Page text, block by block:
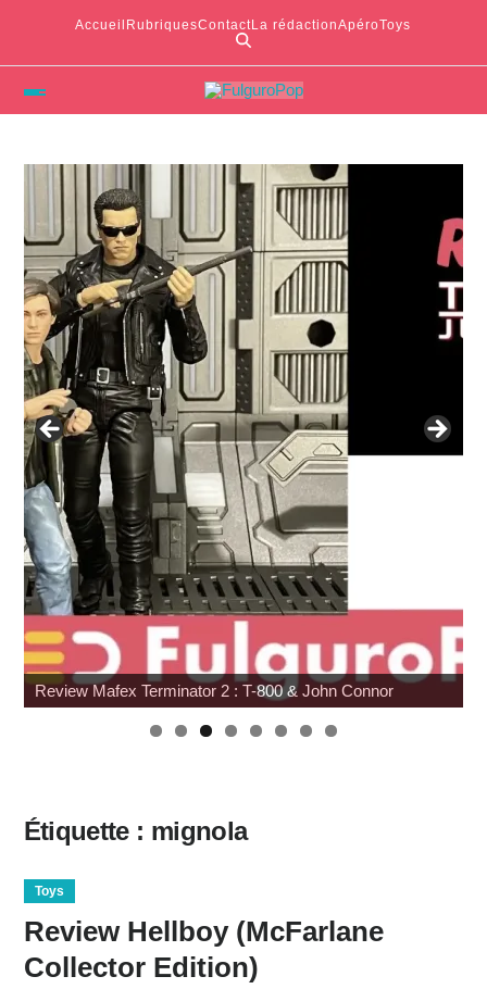
Accueil RubriquesContactLa rédactionApéroToys
Review Mafex Terminator 2 : T-800 & John Connor
Étiquette : mignola
Toys
Review Hellboy (McFarlane
Collector Edition)